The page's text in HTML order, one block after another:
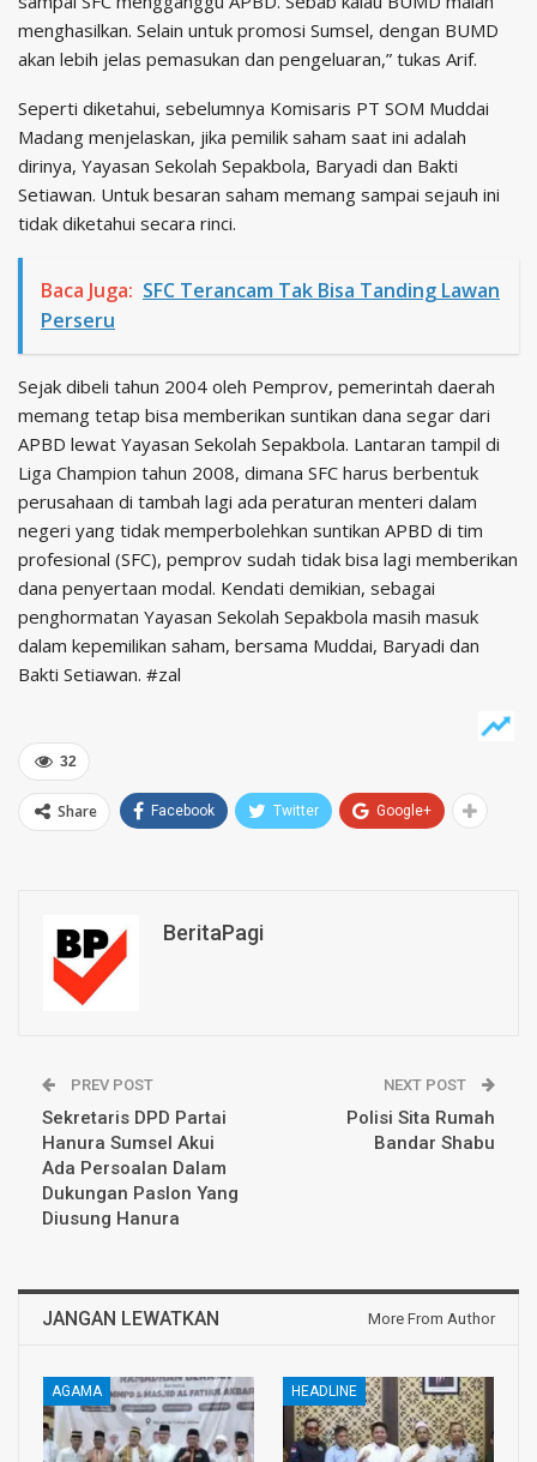
menghasilkan. Selain untuk promosi Sumsel, dengan BUMD
akan lebih jelas pemasukan dan pengeluaran,” tukas Arif.
Seperti diketahui, sebelumnya Komisaris PT SOM Muddai
Madang menjelaskan, jika pemilik saham saat ini adalah
dirinya, Yayasan Sekolah Sepakbola, Baryadi dan Bakti
Setiawan. Untuk besaran saham memang sampai sejauh ini
tidak diketahui secara rinci.
Baca Juga: SFC Terancam Tak Bisa Tanding Lawan
Perseru
Sejak dibeli tahun 2004 oleh Pemprov, pemerintah daerah
memang tetap bisa memberikan suntikan dana segar dari
APBD lewat Yayasan Sekolah Sepakbola. Lantaran tampil di
Liga Champion tahun 2008, dimana SFC harus berbentuk
perusahaan di tambah lagi ada peraturan menteri dalam
negeri yang tidak memperbolehkan suntikan APBD di tim
profesional (SFC), pemprov sudah tidak bisa lagi memberikan
dana penyertaan modal. Kendati demikian, sebagai
penghormatan Yayasan Sekolah Sepakbola masih masuk
dalam kepemilikan saham, bersama Muddai, Baryadi dan
Bakti Setiawan. #zal
32
Share Facebook Twitter Google+
BeritaPagi
PREV POST
Sekretaris DPD Partai
Hanura Sumsel Akui
Ada Persoalan Dalam
Dukungan Paslon Yang
Diusung Hanura
NEXT POST
Polisi Sita Rumah
Bandar Shabu
JANGAN LEWATKAN More From Author
AGAMA HEADLINE